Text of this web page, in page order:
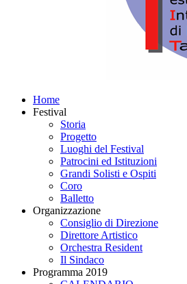
Home
Festival
Storia
Progetto
Luoghi del Festival
Patrocini ed Istituzioni
Grandi Solisti e Ospiti
Coro
Balletto
Organizzazione
Consiglio di Direzione
Direttore Artistico
Orchestra Resident
Il Sindaco
Programma 2019